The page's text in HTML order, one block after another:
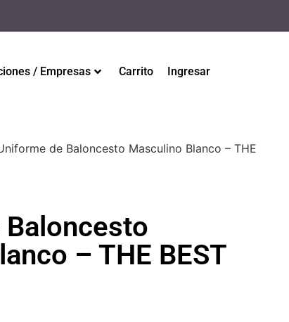
/ Empresas Carrito Ingresar
de Baloncesto Masculino Blanco – THE
– THE BEST